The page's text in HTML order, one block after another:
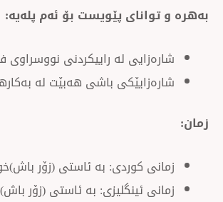
بەهرە و توانای پێویست بۆ ئەم پلەیە:
شارەزایی لە راییکردنی
شارەزایێکی باشی هەبێت لە
زمان:
زمانی كوردی: به ئاستی (زۆر
زمانی ئینگلیزی: به ئاستی (زۆر